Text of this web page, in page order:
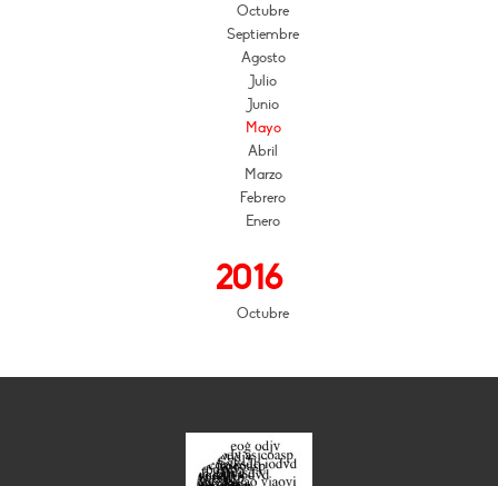
Octubre
Septiembre
Agosto
Julio
Junio
Mayo
Abril
Marzo
Febrero
Enero
2016
Octubre